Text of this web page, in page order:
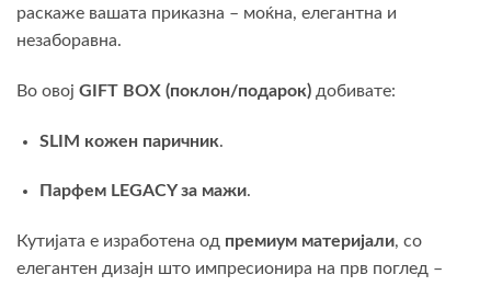
раскаже вашата приказна – моќна, елегантна и
незаборавна.
Во овој GIFT BOX (поклон/подарок) добивате:
SLIM кожен паричник.
Парфем LEGACY за мажи.
Кутијата е изработена од премиум материјали, со
елегантен дизајн што импресионира на прв поглед –